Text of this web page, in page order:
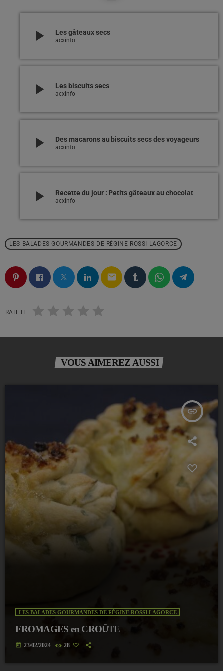
play_arrow Les gâteaux secs
acxinfo
play_arrow Les biscuits secs
acxinfo
play_arrow Des macarons au biscuits secs des voyageurs
acxinfo
play_arrow Recette du jour : Petits gâteaux au chocolat
acxinfo
LES BALADES GOURMANDES DE RÉGINE ROSSI LAGORCE
email
RATE IT
VOUS AIMEREZ AUSSI
insert_link
LES BALADES GOURMANDES DE RÉGINE ROSSI LAGORCE
FROMAGES en CROÛTE
today 23/02/2024 28